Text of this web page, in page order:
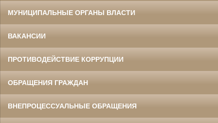
МУНИЦИПАЛЬНЫЕ ОРГАНЫ ВЛАСТИ
ВАКАНСИИ
ПРОТИВОДЕЙСТВИЕ КОРРУПЦИИ
ОБРАЩЕНИЯ ГРАЖДАН
ВНЕПРОЦЕССУАЛЬНЫЕ ОБРАЩЕНИЯ